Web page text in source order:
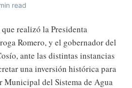
read
realizó la Presidenta
Romero, y el gobernador del
ante las distintas instancias
una inversión histórica para
Municipal del Sistema de Agua